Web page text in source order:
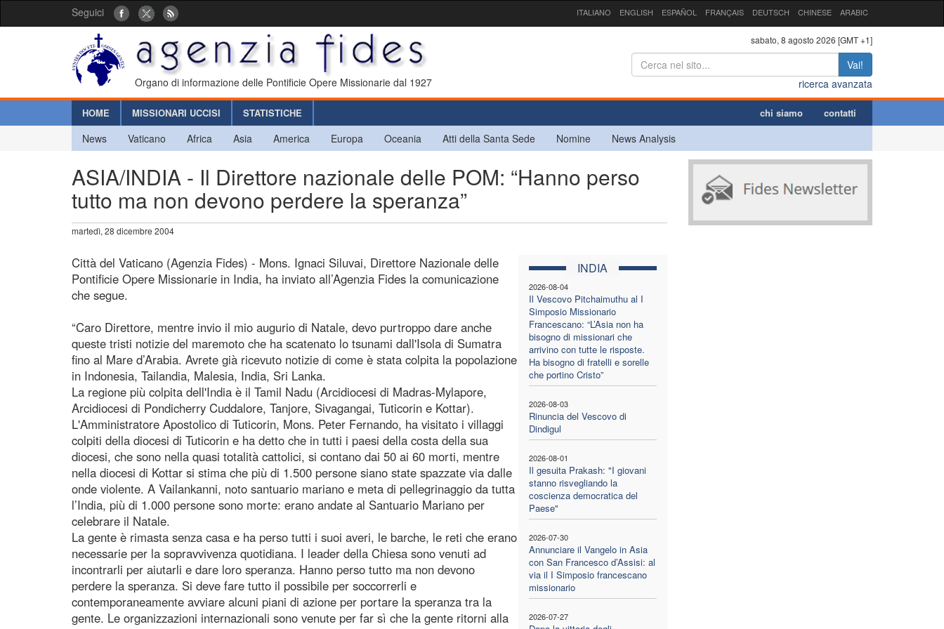
Seguici ITALIANO ENGLISH ESPAÑOL FRANÇAIS DEUTSCH CHINESE ARABIC
Organo di informazione delle Pontificie Opere Missionarie dal 1927
sabato, 8 agosto 2026 [GMT +1]
Vai!
ricerca avanzata
HOME MISSIONARI UCCISI STATISTICHE chi siamo contatti
News Vaticano Africa Asia America Europa Oceania Atti della Santa Sede Nomine News Analysis
ASIA/INDIA - Il Direttore nazionale delle POM: “Hanno perso
tutto ma non devono perdere la speranza”
martedì, 28 dicembre 2004
INDIA
2026-08-04
Il Vescovo Pitchaimuthu al I
Simposio Missionario
Francescano: “L’Asia non ha
bisogno di missionari che
arrivino con tutte le risposte.
Ha bisogno di fratelli e sorelle
che portino Cristo”
2026-08-03
Rinuncia del Vescovo di
Dindigul
2026-08-01
Il gesuita Prakash: "I giovani
stanno risvegliando la
coscienza democratica del
Paese"
2026-07-30
Annunciare il Vangelo in Asia
con San Francesco d’Assisi: al
via il I Simposio francescano
missionario
2026-07-27
Città del Vaticano (Agenzia Fides) - Mons. Ignaci Siluvai, Direttore Nazionale delle
Pontificie Opere Missionarie in India, ha inviato all’Agenzia Fides la comunicazione
che segue.
“Caro Direttore, mentre invio il mio augurio di Natale, devo purtroppo dare anche
queste tristi notizie del maremoto che ha scatenato lo tsunami dall'Isola di Sumatra
fino al Mare d’Arabia. Avrete già ricevuto notizie di come è stata colpita la popolazione
in Indonesia, Tailandia, Malesia, India, Sri Lanka.
La regione più colpita dell'India è il Tamil Nadu (Arcidiocesi di Madras-Mylapore,
Arcidiocesi di Pondicherry Cuddalore, Tanjore, Sivagangai, Tuticorin e Kottar).
L'Amministratore Apostolico di Tuticorin, Mons. Peter Fernando, ha visitato i villaggi
colpiti della diocesi di Tuticorin e ha detto che in tutti i paesi della costa della sua
diocesi, che sono nella quasi totalità cattolici, si contano dai 50 ai 60 morti, mentre
nella diocesi di Kottar si stima che più di 1.500 persone siano state spazzate via dalle
onde violente. A Vailankanni, noto santuario mariano e meta di pellegrinaggio da tutta
l’India, più di 1.000 persone sono morte: erano andate al Santuario Mariano per
celebrare il Natale.
La gente è rimasta senza casa e ha perso tutti i suoi averi, le barche, le reti che erano
necessarie per la sopravvivenza quotidiana. I leader della Chiesa sono venuti ad
incontrarli per aiutarli e dare loro speranza. Hanno perso tutto ma non devono
perdere la speranza. Si deve fare tutto il possibile per soccorrerli e
contemporaneamente avviare alcuni piani di azione per portare la speranza tra la
gente. Le organizzazioni internazionali sono venute per far sì che la gente ritorni alla